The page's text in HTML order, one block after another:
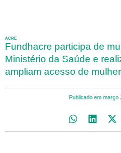
ACRE
Fundhacre participa de
Ministério da Saúde e
ampliam acesso de
Publicado em março